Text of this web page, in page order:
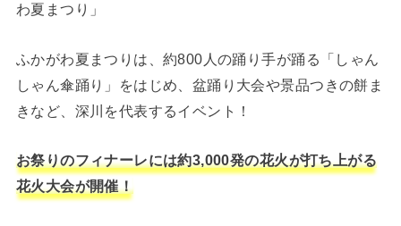
わ夏まつり」
ふかがわ夏まつりは、約800人の踊り手が踊る「しゃん
しゃん傘踊り」をはじめ、盆踊り大会や景品つきの餅ま
きなど、深川を代表するイベント！
お祭りのフィナーレには約3,000発の花火が打ち上がる
花火大会が開催！